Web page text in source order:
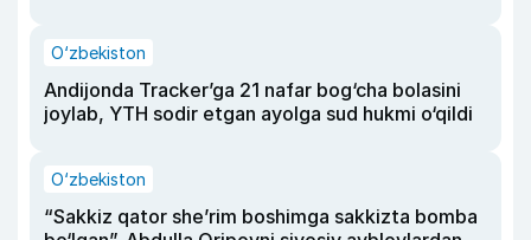
O‘zbekiston
Andijonda Tracker’ga 21 nafar bog‘cha bolasini
joylab, YTH sodir etgan ayolga sud hukmi o‘qildi
O‘zbekiston
“Sakkiz qator she’rim boshimga sakkizta bomba